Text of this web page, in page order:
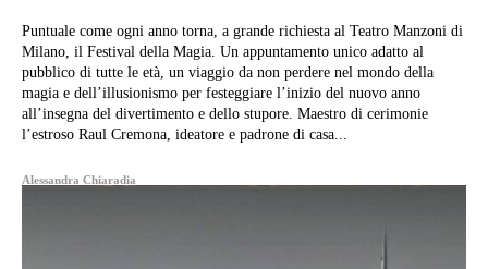
Puntuale come ogni anno torna, a grande richiesta al Teatro Manzoni di
Milano, il Festival della Magia. Un appuntamento unico adatto al
pubblico di tutte le età, un viaggio da non perdere nel mondo della
magia e dell’illusionismo per festeggiare l’inizio del nuovo anno
all’insegna del divertimento e dello stupore. Maestro di cerimonie
l’estroso Raul Cremona, ideatore e padrone di casa...
Alessandra Chiaradia